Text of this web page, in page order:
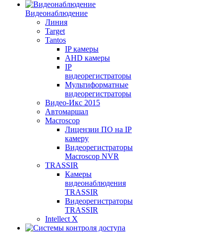
Видеонаблюдение
Линия
Target
Tantos
IP камеры
AHD камеры
IP
видеорегистраторы
Мультиформатные
видеорегистраторы
Видео-Икс 2015
Автомаршал
Macroscop
Лицензии ПО на IP
камеру
Видеорегистраторы
Macroscop NVR
TRASSIR
Камеры
видеонаблюдения
TRASSIR
Видеорегистраторы
TRASSIR
Intellect X